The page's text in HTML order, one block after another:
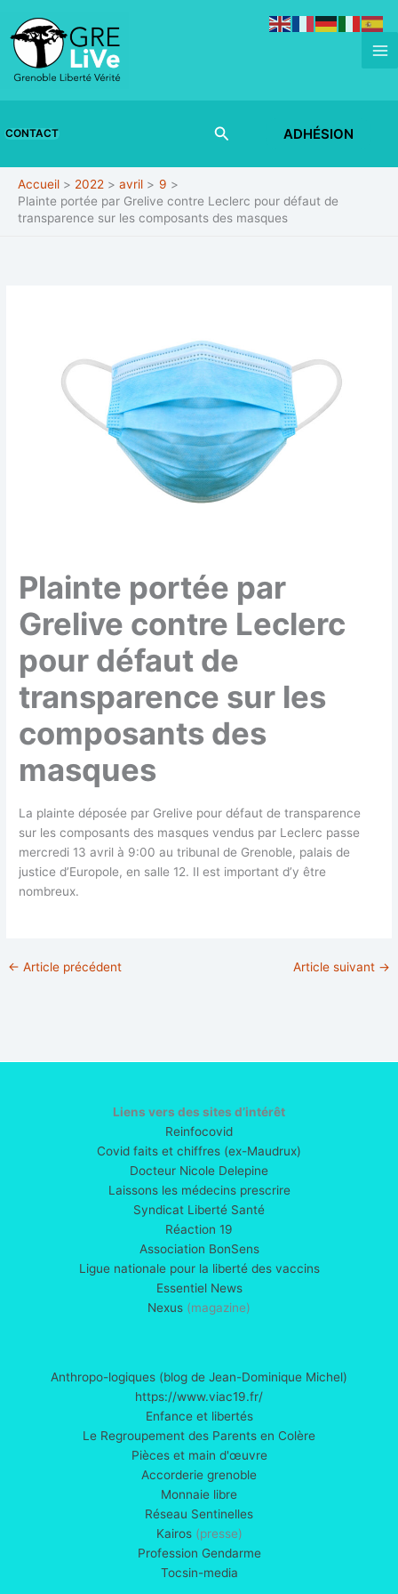
contenu
CONTACT RechercherADHÉSION
Accueil 2022 avril
9
Plainte portée par Grelive contre Leclerc pour défaut de
transparence sur les composants des masques
Plainte portée par
Grelive contre Leclerc
pour défaut de
transparence sur les
composants des
masques
La plainte déposée par Grelive pour défaut de transparence
sur les composants des masques vendus par Leclerc passe
mercredi 13 avril à 9:00 au tribunal de Grenoble, palais de
justice d’Europole, en salle 12. Il est important d’y être
nombreux.
← Article précédent Article suivant →
Liens vers des sites d’intérêt
Reinfocovid
Covid faits et chiffres (ex-Maudrux)
Docteur Nicole Delepine
Laissons les médecins prescrire
Syndicat Liberté Santé
Réaction 19
Association BonSens
Ligue nationale pour la liberté des vaccins
Essentiel News
Nexus (magazine)
Anthropo-logiques (blog de Jean-Dominique Michel)
https://www.viac19.fr/
Enfance et libertés
Le Regroupement des Parents en Colère
Pièces et main d'œuvre
Accorderie grenoble
Monnaie libre
Réseau Sentinelles
Kairos(presse)
Profession Gendarme
Tocsin-media